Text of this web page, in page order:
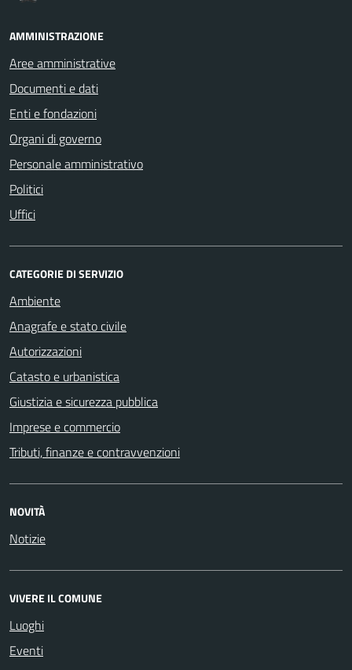
AMMINISTRAZIONE
Aree amministrative
Documenti e dati
Enti e fondazioni
Organi di governo
Personale amministrativo
Politici
Uffici
CATEGORIE DI SERVIZIO
Ambiente
Anagrafe e stato civile
Autorizzazioni
Catasto e urbanistica
Giustizia e sicurezza pubblica
Imprese e commercio
Tributi, finanze e contravvenzioni
NOVITÀ
Notizie
VIVERE IL COMUNE
Luoghi
Eventi